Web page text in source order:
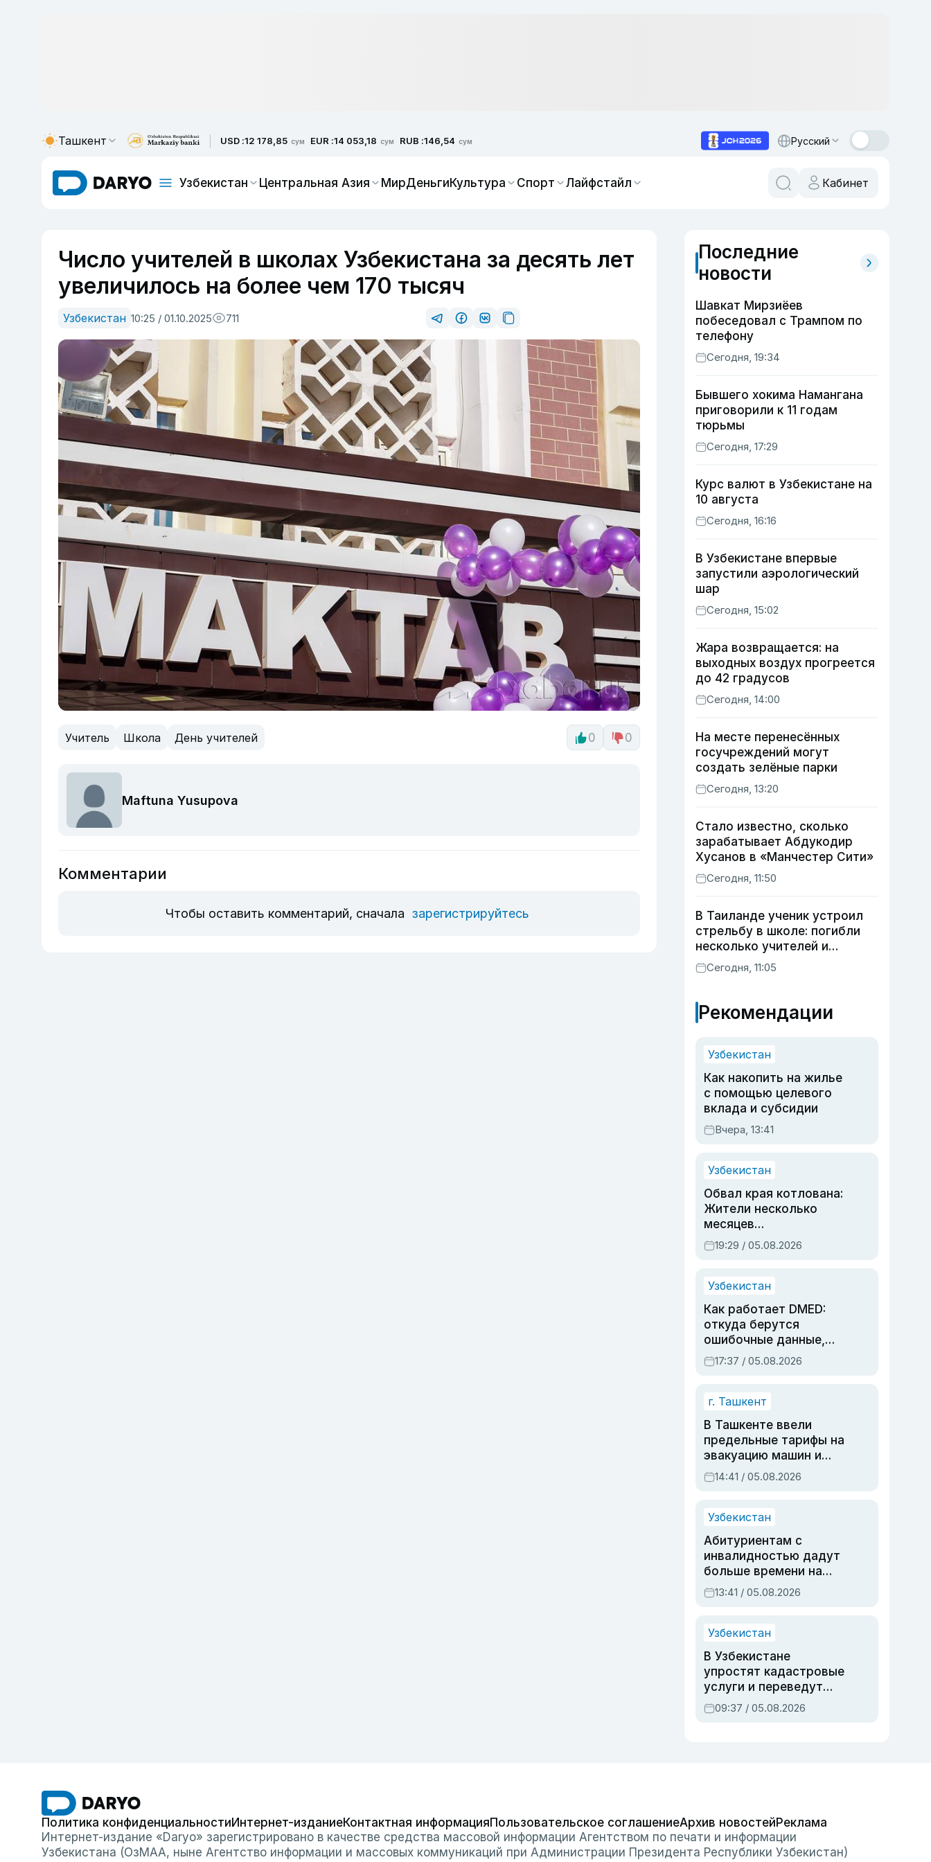
Ташкент USD :12 178,85 сум EUR :14 053,18 сум RUB :146,54 сум Русский
Узбекистан Центральная Азия МирДеньгиКультура Спорт Лайфстайл Кабинет
Число учителей в школах Узбекистана за десять лет
увеличилось на более чем 170 тысяч
Узбекистан 10:25 / 01.10.2025 711
Учитель Школа День учителей 0 0
Maftuna Yusupova
Комментарии
Чтобы оставить комментарий, сначала зарегистрируйтесь
Последние
новости
Шавкат Мирзиёев
побеседовал с Трампом по
телефону
Сегодня, 19:34
Бывшего хокима Намангана
приговорили к 11 годам
тюрьмы
Сегодня, 17:29
Курс валют в Узбекистане на
10 августа
Сегодня, 16:16
В Узбекистане впервые
запустили аэрологический
шар
Сегодня, 15:02
Жара возвращается: на
выходных воздух прогреется
до 42 градусов
Сегодня, 14:00
На месте перенесённых
госучреждений могут
создать зелёные парки
Сегодня, 13:20
Стало известно, сколько
зарабатывает Абдукодир
Хусанов в «Манчестер Сити»
Сегодня, 11:50
В Таиланде ученик устроил
стрельбу в школе: погибли
несколько учителей и
учащихся
Сегодня, 11:05
Рекомендации
Узбекистан
Как накопить на жилье
с помощью целевого
вклада и субсидии
Вчера, 13:41
Узбекистан
Обвал края котлована:
Жители несколько
месяцев
предупреждали об
опасности, но стройка
19:29 / 05.08.2026
Узбекистан
Как работает DMED:
откуда берутся
ошибочные данные,
дубли аккаунтов и
очереди по онлайн-
17:37 / 05.08.2026
г. Ташкент
В Ташкенте ввели
предельные тарифы на
эвакуацию машин и
штрафстоянки
14:41 / 05.08.2026
Узбекистан
Абитуриентам с
инвалидностью дадут
больше времени на
вступительных
экзаменах
13:41 / 05.08.2026
Узбекистан
В Узбекистане
упростят кадастровые
услуги и переведут
регистрацию
недвижимости в
09:37 / 05.08.2026
Политика конфиденциальностиИнтернет-изданиеКонтактная информацияПользовательское соглашениеАрхив новостейРеклама
Интернет-издание «Daryo» зарегистрировано в качестве средства массовой информации Агентством по печати и информации
Узбекистана (ОзМАА, ныне Агентство информации и массовых коммуникаций при Администрации Президента Республики Узбекистан)